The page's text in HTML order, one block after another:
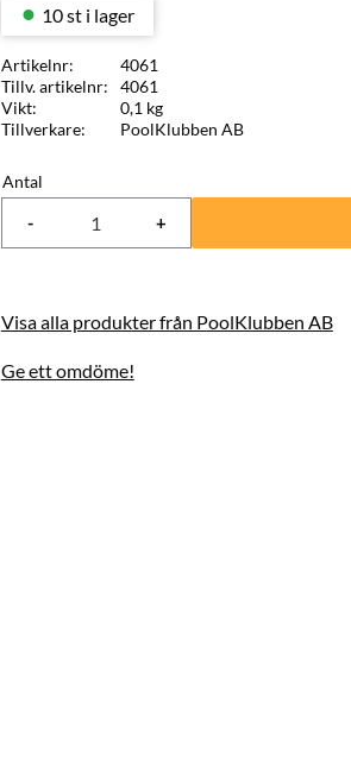
Antal
+
-
10 st i lager
Artikelnr
4061
Tillv. artikelnr
4061
Vikt
0,1 kg
Tillverkare
PoolKlubben AB
Visa alla produkter från PoolKlubben AB
Ge ett omdöme!